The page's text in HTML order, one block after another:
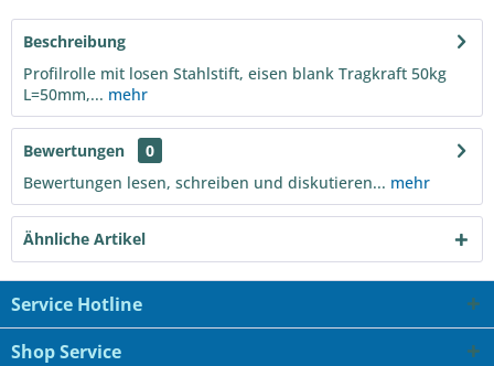
Beschreibung
Profilrolle mit losen Stahlstift, eisen blank Tragkraft 50kg
L=50mm,... mehr
Bewertungen
0
Bewertungen lesen, schreiben und diskutieren... mehr
Ähnliche Artikel
Service Hotline
Shop Service